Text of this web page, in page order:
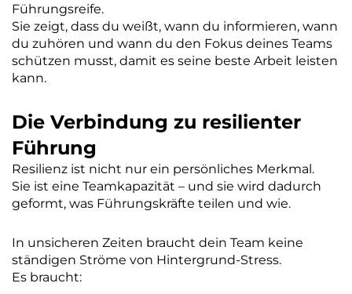
Führungsreife.
Sie zeigt, dass du weißt, wann du informieren, wann
du zuhören und wann du den Fokus deines Teams
schützen musst, damit es seine beste Arbeit leisten
kann.
Die Verbindung zu resilienter
Führung
Resilienz ist nicht nur ein persönliches Merkmal.
Sie ist eine Teamkapazität – und sie wird dadurch
geformt, was Führungskräfte teilen und wie.
In unsicheren Zeiten braucht dein Team keine
ständigen Ströme von Hintergrund-Stress.
Es braucht: